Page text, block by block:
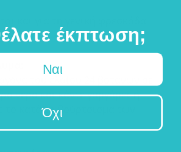
του ελαίου 24 βοτάνων σε
νερό και κάντε γαργάρες ή
το κατά το βούρτσισμα των
έκπτωση;
Ναι
Όχι